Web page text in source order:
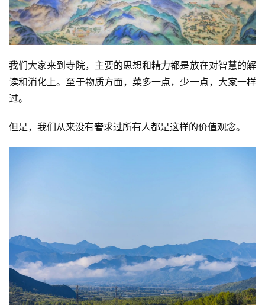
我们大家来到寺院，主要的思想和精力都是放在对智慧的解
读和消化上。至于物质方面，菜多一点，少一点，大家一样
过。
但是，我们从来没有奢求过所有人都是这样的价值观念。